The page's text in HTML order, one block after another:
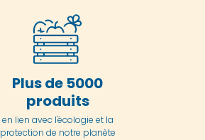
Plus de 5000
produits
en lien avec l'écologie et la
protection de notre planète